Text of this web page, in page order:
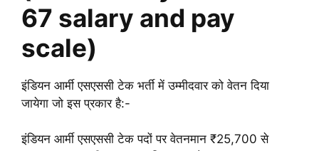
67 salary and pay
scale)
इंडियन आर्मी एसएससी टेक भर्ती में उम्मीदवार को वेतन दिया
जायेगा जो इस प्रकार है:-
इंडियन आर्मी एसएससी टेक पदों पर वेतनमान ₹25,700 से